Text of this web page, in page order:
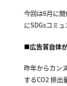
今回は6月に
にSDGsコミ
■広告賞自体
昨年からカン
するCO2 排出